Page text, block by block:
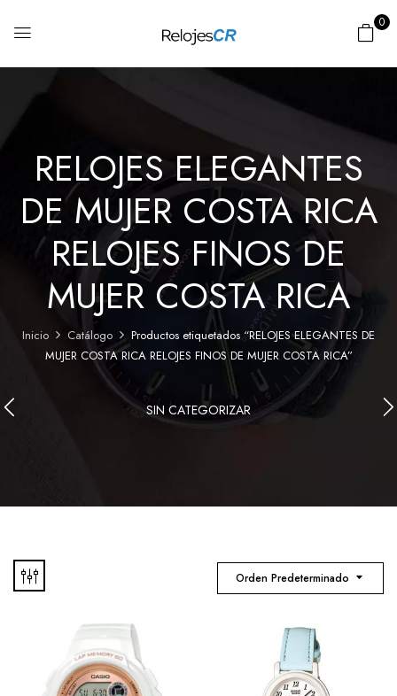
0
RELOJES ELEGANTES
DE MUJER COSTA RICA
RELOJES FINOS DE
MUJER COSTA RICA
Inicio Catálogo
Productos etiquetados “RELOJES ELEGANTES DE
MUJER COSTA RICA RELOJES FINOS DE MUJER COSTA RICA”
SIN CATEGORIZAR
Orden Predeterminado